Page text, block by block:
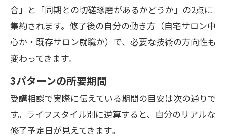
合」と「同期との切磋琢磨があるかどうか」の2点に
集約されます。修了後の自分の動き方（自宅サロン中
心か・既存サロン就職か）で、必要な技術の方向性も
変わってきます。
3パターンの所要期間
受講相談で実際に伝えている期間の目安は次の通りで
す。ライフスタイル別に逆算すると、自分のリアルな
修了予定日が見えてきます。